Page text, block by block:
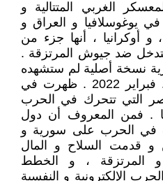
الغربي المتتالية و
في يوغوسلافيا و العراق و
و أوكرانيا ، أنها جزء من
ضد جيوش المرتزقة .
نسخة أصلية لم ستشهده
أوكرانيا ، ابتداء من شباط . فبراير 2022 . ظهرت في
التي تتحرك في الحرب
. فمن المعروف أن دول
في الحرب على سورية و
و قدمت السلاح و المال
و المرتزقة ، و الخطط
الإلكترونية و النفسية